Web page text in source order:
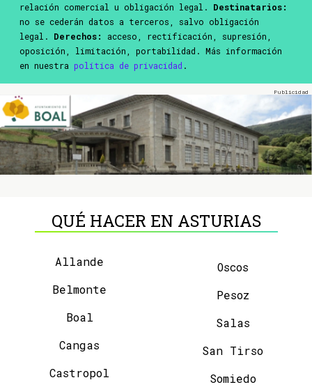
relación comercial u obligación legal. Destinatarios:
no se cederán datos a terceros, salvo obligación
legal. Derechos:
acceso, rectificación, supresión,
oposición, limitación, portabilidad. Más información
en nuestra política de privacidad .
QUÉ HACER EN ASTURIAS
Allande
Belmonte
Boal
Cangas
Castropol
Oscos
Pesoz
Salas
San Tirso
Somiedo